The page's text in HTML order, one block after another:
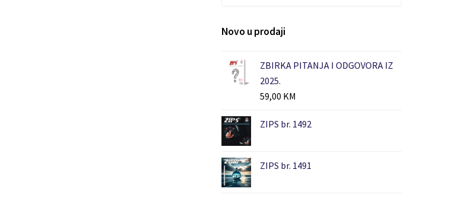
Novo u prodaji
ZBIRKA PITANJA I ODGOVORA IZ
2025.
59,00 KM
ZIPS br. 1492
ZIPS br. 1491